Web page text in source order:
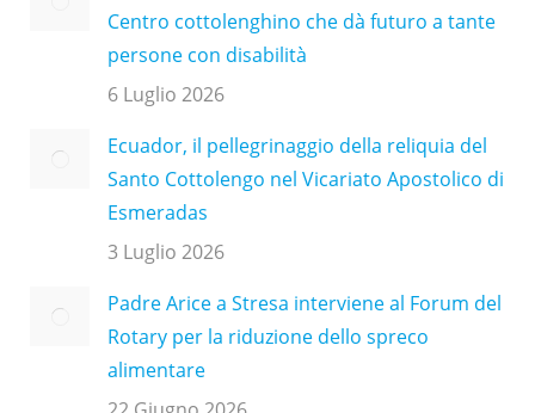
Centro cottolenghino che dà futuro a tante
persone con disabilità
6 Luglio 2026
Ecuador, il pellegrinaggio della reliquia del
Santo Cottolengo nel Vicariato Apostolico di
Esmeradas
3 Luglio 2026
Padre Arice a Stresa interviene al Forum del
Rotary per la riduzione dello spreco
alimentare